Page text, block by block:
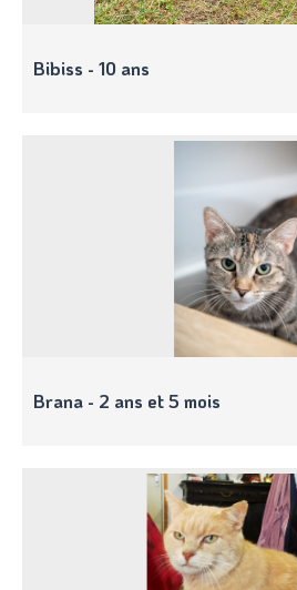
Bibiss - 10 ans
Brana - 2 ans et 5 mois